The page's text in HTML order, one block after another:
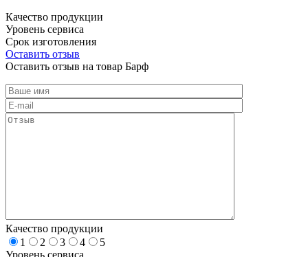
Качество продукции
Уровень сервиса
Срок изготовления
Оставить отзыв
Оставить отзыв на товар Барф
Качество продукции
1
2 3 4
5
Уровень сервиса